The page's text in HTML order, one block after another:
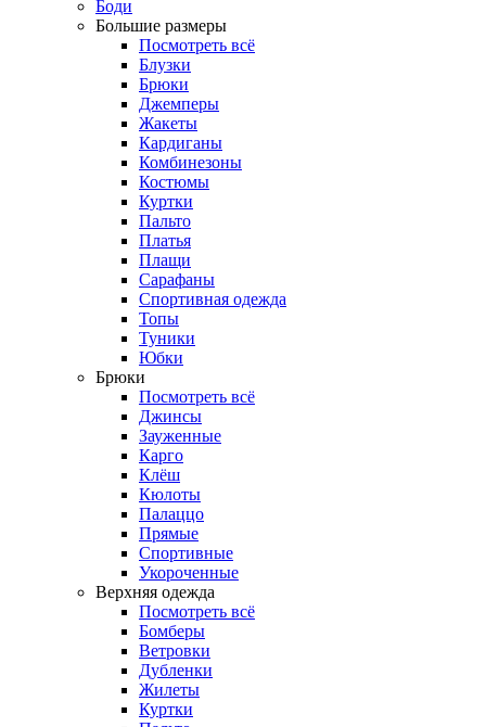
Боди
Большие размеры
Посмотреть всё
Блузки
Брюки
Джемперы
Жакеты
Кардиганы
Комбинезоны
Костюмы
Куртки
Пальто
Платья
Плащи
Сарафаны
Спортивная одежда
Топы
Туники
Юбки
Брюки
Посмотреть всё
Джинсы
Зауженные
Карго
Клёш
Кюлоты
Палаццо
Прямые
Спортивные
Укороченные
Верхняя одежда
Посмотреть всё
Бомберы
Ветровки
Дубленки
Жилеты
Куртки